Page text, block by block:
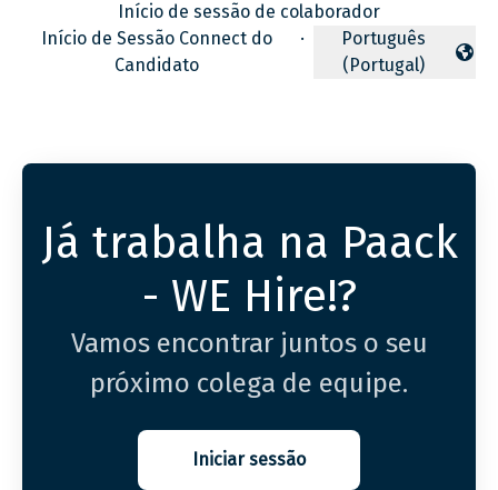
Início de sessão de colaborador
Início de Sessão Connect do
Candidato
·
Alterar idioma
Português
(Portugal)
Já trabalha na Paack
- WE Hire!?
Vamos encontrar juntos o seu
próximo colega de equipe.
Iniciar sessão